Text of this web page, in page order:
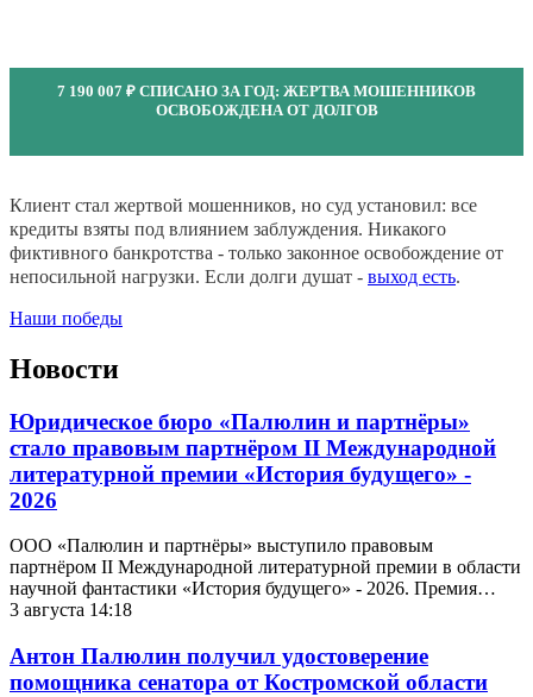
7 190 007 ₽ СПИСАНО ЗА ГОД: ЖЕРТВА МОШЕННИКОВ
ОСВОБОЖДЕНА ОТ ДОЛГОВ
Клиент стал жертвой мошенников, но суд установил: все
кредиты взяты под влиянием заблуждения. Никакого
фиктивного банкротства - только законное освобождение от
непосильной нагрузки. Если долги душат - выход есть.​​​​​
Наши победы
Новости
Юридическое бюро «Палюлин и партнёры»
стало правовым партнёром II Международной
литературной премии «История будущего» -
2026
ООО «Палюлин и партнёры» выступило правовым
партнёром II Международной литературной премии в области
научной фантастики «История будущего» - 2026. Премия…
3 августа 14:18
Антон Палюлин получил удостоверение
помощника сенатора от Костромской области